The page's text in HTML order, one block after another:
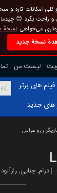
امکانات تازه و
راحت بگرد 😊
می‌خواهینسخهٔ
نسخهٔ جدید
لیست من
فیلم های برتر
های جدید
و عوامل
درام,جنایی, رازآلود